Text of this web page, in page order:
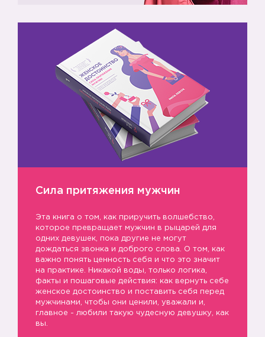
Сила притяжения мужчин
Эта книга о том, как приручить волшебство,
которое превращает мужчин в рыцарей для
одних девушек, пока другие не могут
дождаться звонка и доброго слова. О том, как
важно понять ценность себя и что это значит
на практике. Никакой воды, только логика,
факты и пошаговые действия: как вернуть себе
женское достоинство и поставить себя перед
мужчинами, чтобы они ценили, уважали и,
главное - любили такую чудесную девушку, как
вы.